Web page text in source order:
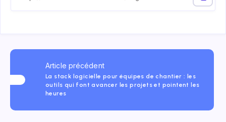
Article précédent
La stack logicielle pour équipes de chantier : les
outils qui font avancer les projets et pointent les
heures